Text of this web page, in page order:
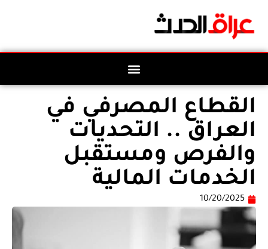
القطاع المصرفي في
العراق .. التحديات
والفرص ومستقبل
الخدمات المالية
10/20/2025